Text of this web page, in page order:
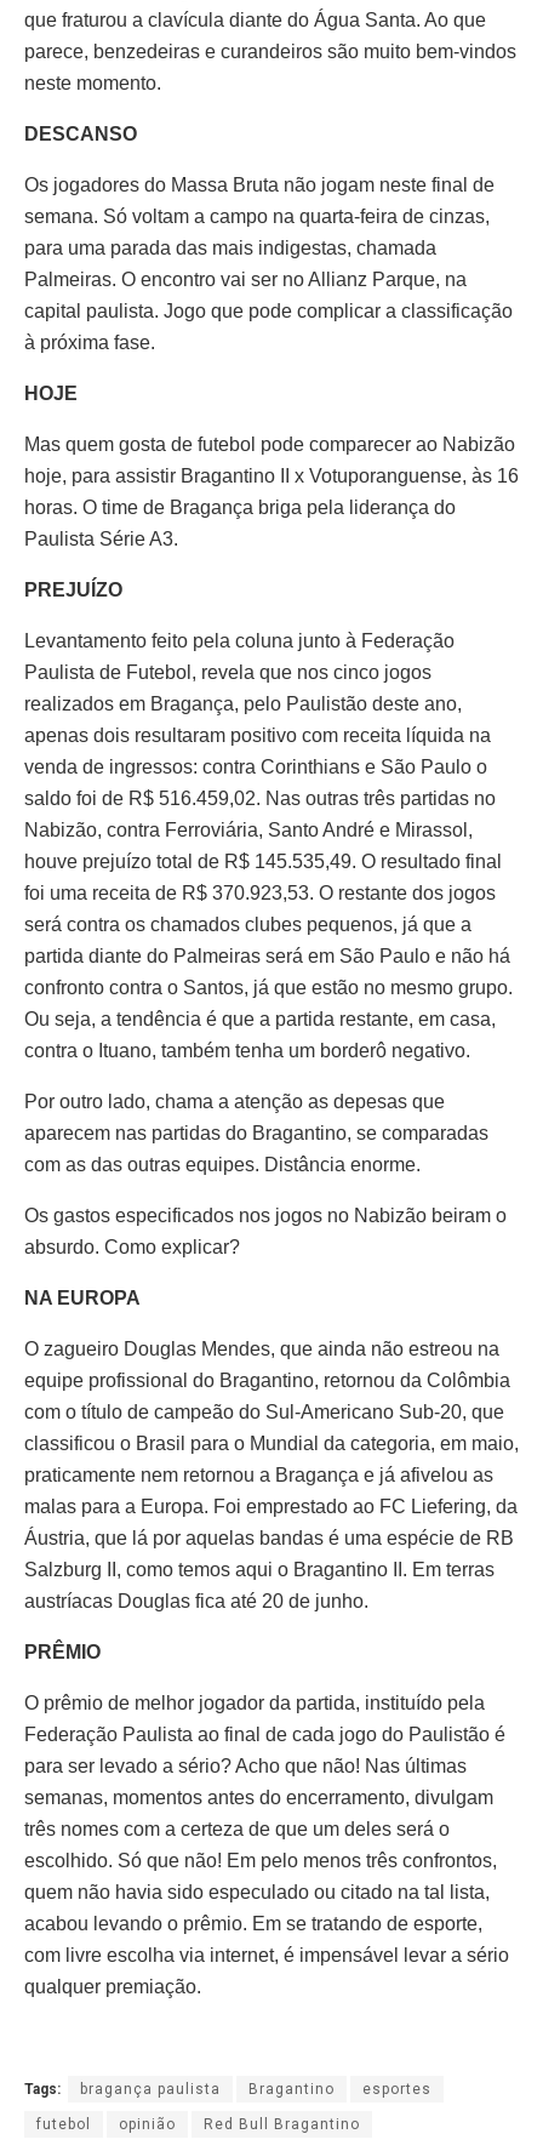
que fraturou a clavícula diante do Água Santa. Ao que
parece, benzedeiras e curandeiros são muito bem-vindos
neste momento.
DESCANSO
Os jogadores do Massa Bruta não jogam neste final de
semana. Só voltam a campo na quarta-feira de cinzas,
para uma parada das mais indigestas, chamada
Palmeiras. O encontro vai ser no Allianz Parque, na
capital paulista. Jogo que pode complicar a classificação
à próxima fase.
HOJE
Mas quem gosta de futebol pode comparecer ao Nabizão
hoje, para assistir Bragantino II x Votuporanguense, às 16
horas. O time de Bragança briga pela liderança do
Paulista Série A3.
PREJUÍZO
Levantamento feito pela coluna junto à Federação
Paulista de Futebol, revela que nos cinco jogos
realizados em Bragança, pelo Paulistão deste ano,
apenas dois resultaram positivo com receita líquida na
venda de ingressos: contra Corinthians e São Paulo o
saldo foi de R$ 516.459,02. Nas outras três partidas no
Nabizão, contra Ferroviária, Santo André e Mirassol,
houve prejuízo total de R$ 145.535,49. O resultado final
foi uma receita de R$ 370.923,53. O restante dos jogos
será contra os chamados clubes pequenos, já que a
partida diante do Palmeiras será em São Paulo e não há
confronto contra o Santos, já que estão no mesmo grupo.
Ou seja, a tendência é que a partida restante, em casa,
contra o Ituano, também tenha um borderô negativo.
Por outro lado, chama a atenção as depesas que
aparecem nas partidas do Bragantino, se comparadas
com as das outras equipes. Distância enorme.
Os gastos especificados nos jogos no Nabizão beiram o
absurdo. Como explicar?
NA EUROPA
O zagueiro Douglas Mendes, que ainda não estreou na
equipe profissional do Bragantino, retornou da Colômbia
com o título de campeão do Sul-Americano Sub-20, que
classificou o Brasil para o Mundial da categoria, em maio,
praticamente nem retornou a Bragança e já afivelou as
malas para a Europa. Foi emprestado ao FC Liefering, da
Áustria, que lá por aquelas bandas é uma espécie de RB
Salzburg II, como temos aqui o Bragantino II. Em terras
austríacas Douglas fica até 20 de junho.
PRÊMIO
O prêmio de melhor jogador da partida, instituído pela
Federação Paulista ao final de cada jogo do Paulistão é
para ser levado a sério? Acho que não! Nas últimas
semanas, momentos antes do encerramento, divulgam
três nomes com a certeza de que um deles será o
escolhido. Só que não! Em pelo menos três confrontos,
quem não havia sido especulado ou citado na tal lista,
acabou levando o prêmio. Em se tratando de esporte,
com livre escolha via internet, é impensável levar a sério
qualquer premiação.
Tags: bragança paulista Bragantino esportes
futebol opinião Red Bull Bragantino